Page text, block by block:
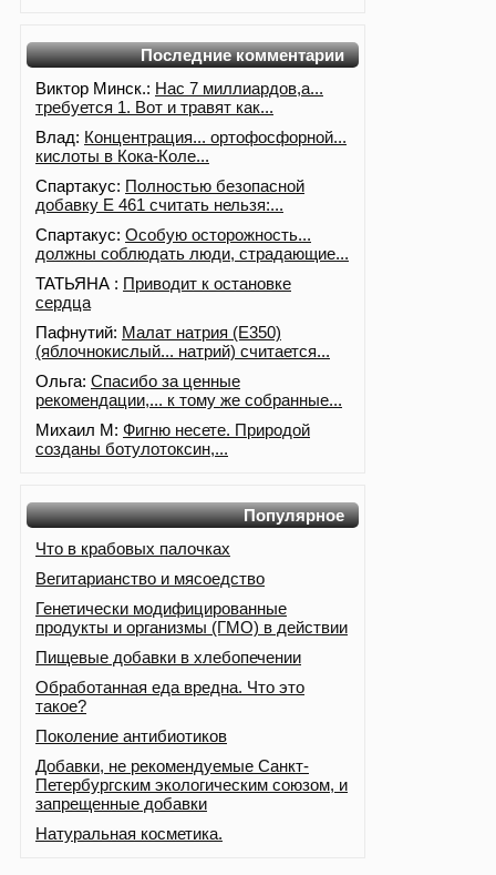
Последние комментарии
Виктор Минск.: Нас 7 миллиардов,а...
требуется 1. Вот и травят как...
Влад: Концентрация... ортофосфорной...
кислоты в Кока-Коле...
Спартакус: Полностью безопасной
добавку Е 461 считать нельзя:...
Спартакус: Особую осторожность...
должны соблюдать люди, страдающие...
ТАТЬЯНА : Приводит к остановке
сердца
Пафнутий: Малат натрия (E350)
(яблочнокислый... натрий) считается...
Ольга: Спасибо за ценные
рекомендации,... к тому же собранные...
Михаил М: Фигню несете. Природой
созданы ботулотоксин,...
Популярное
Что в крабовых палочках
Вегитарианство и мясоедство
Генетически модифицированные
продукты и организмы (ГМО) в действии
Пищевые добавки в хлебопечении
Обработанная еда вредна. Что это
такое?
Поколение антибиотиков
Добавки, не рекомендуемые Санкт-
Петербургским экологическим союзом, и
запрещенные добавки
Натуральная косметика.